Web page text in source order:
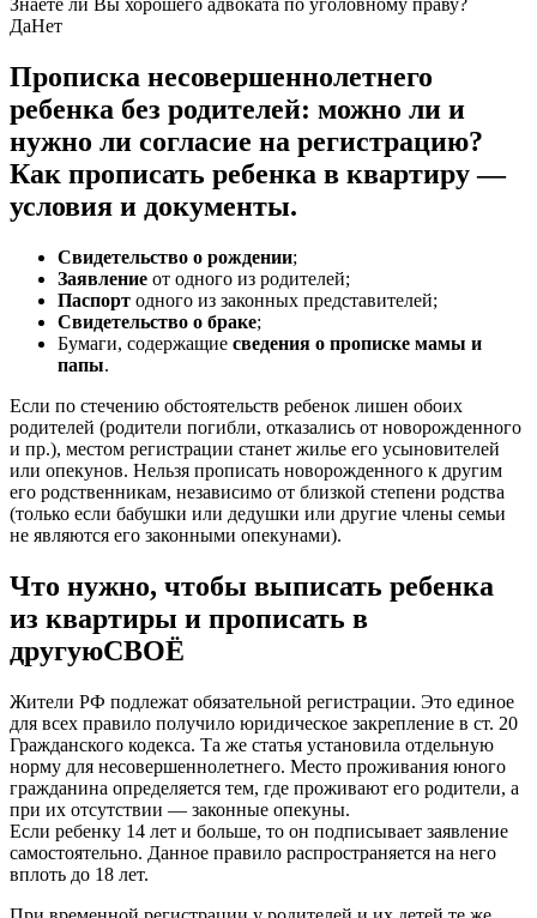
Знаете ли Вы хорошего адвоката по уголовному праву?
ДаНет
Прописка несовершеннолетнего
ребенка без родителей: можно ли и
нужно ли согласие на регистрацию?
Как прописать ребенка в квартиру —
условия и документы.
Свидетельство о рождении;
Заявление от одного из родителей;
Паспорт одного из законных представителей;
Свидетельство о браке;
Бумаги, содержащие сведения о прописке мамы и
папы.
Если по стечению обстоятельств ребенок лишен обоих
родителей (родители погибли, отказались от новорожденного
и пр.), местом регистрации станет жилье его усыновителей
или опекунов. Нельзя прописать новорожденного к другим
его родственникам, независимо от близкой степени родства
(только если бабушки или дедушки или другие члены семьи
не являются его законными опекунами).
Что нужно, чтобы выписать ребенка
из квартиры и прописать в
другуюСВОЁ
Жители РФ подлежат обязательной регистрации. Это единое
для всех правило получило юридическое закрепление в ст. 20
Гражданского кодекса. Та же статья установила отдельную
норму для несовершеннолетнего. Место проживания юного
гражданина определяется тем, где проживают его родители, а
при их отсутствии — законные опекуны.
Если ребенку 14 лет и больше, то он подписывает заявление
самостоятельно. Данное правило распространяется на него
вплоть до 18 лет.